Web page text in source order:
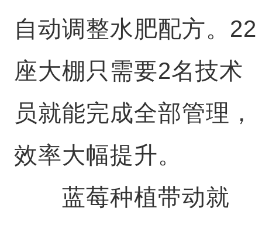
自动调整水肥配方。22
座大棚只需要2名技术
员就能完成全部管理，
效率大幅提升。
蓝莓种植带动就